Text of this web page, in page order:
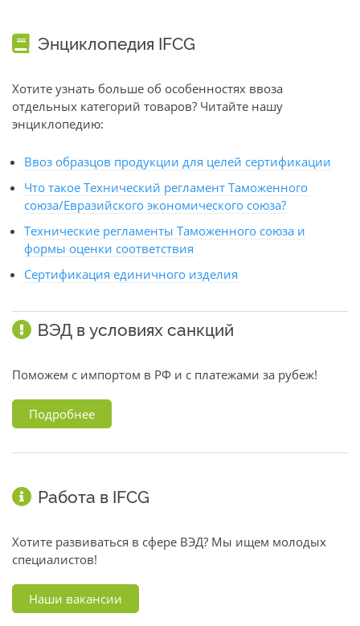
Энциклопедия IFCG
Хотите узнать больше об особенностях ввоза
отдельных категорий товаров? Читайте нашу
энциклопедию:
Ввоз образцов продукции для целей сертификации
Что такое Технический регламент Таможенного
союза/Евразийского экономического союза?
Технические регламенты Таможенного союза и
формы оценки соответствия
Сертификация единичного изделия
ВЭД в условиях санкций
Поможем с импортом в РФ и с платежами за рубеж!
Подробнее
Работа в IFCG
Хотите развиваться в сфере ВЭД? Мы ищем молодых
специалистов!
Наши вакансии